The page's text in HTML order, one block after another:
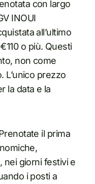
con largo
INOUI
all’ultimo
o più. Questi
non come
L’unico prezzo
la data e la
il prima
nei giorni festivi e
i posti a